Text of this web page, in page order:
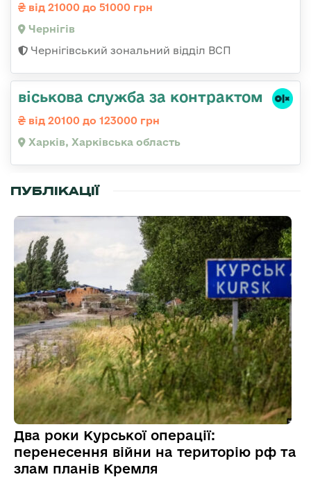
від 21000 до 51000 грн
Чернігів
Чернігівський зональний відділ ВСП
віськова служба за контрактом
від 20100 до 123000 грн
Харків, Харківська область
ПУБЛІКАЦІЇ
Два роки Курської операції:
перенесення війни на територію рф та
злам планів Кремля